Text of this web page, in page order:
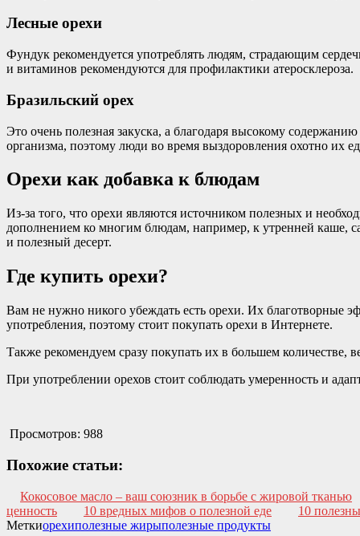
Лесные орехи
Фундук рекомендуется употреблять людям, страдающим
и витаминов рекомендуются для профилактики атеросклероза.
Бразильский орех
Это очень полезная закуска, а благодаря высокому
организма, поэтому люди во время выздоровления охотно их
Орехи как добавка к блюдам
Из-за того, что орехи являются источником полезных и
дополнением ко многим блюдам, например, к утренней каше,
и полезный десерт.
Где купить орехи?
Вам не нужно никого убеждать есть орехи. Их благотворные
употребления, поэтому стоит покупать орехи в Интернете.
Также рекомендуем сразу покупать их в большем количестве,
При употреблении орехов стоит соблюдать умеренность и
Просмотров: 988
Похожие статьи:
Кокосовое масло – ваш союзник в борьбе с жировой тканью
ценность
10 вредных мифов о полезной еде
10
Меткиорехиполезные жирыполезные продукты